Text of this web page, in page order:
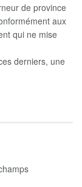
de province
aux
qui ne mise
derniers, une